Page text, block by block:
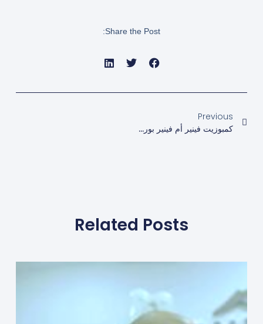
Share the Post:
Previous
كمبوزيت فينير أم فينير بورسلين: ما الخيار الأفضل لتجميل أسنانك؟
Related Posts